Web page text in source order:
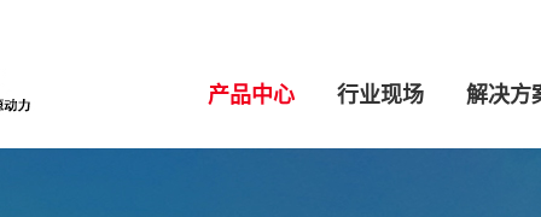
产品中心 行业现场 解决方